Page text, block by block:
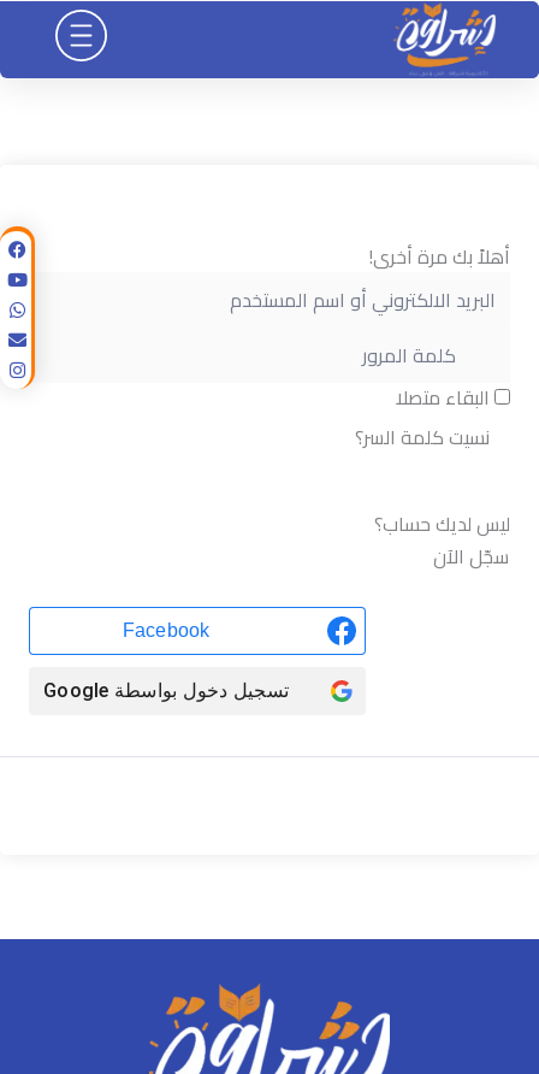
تخطي
المحتوى
أهلاً بك مرة أخرى!
البقاء متصلا
نسيت كلمة السر؟
ليس لديك حساب؟
سجّل الآن
Facebook
تسجيل دخول بواسطة Google